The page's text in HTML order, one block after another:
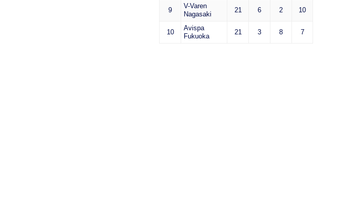
9
V-Varen
Nagasaki
21 6 2 10
10
Avispa
Fukuoka
21 3 8 7